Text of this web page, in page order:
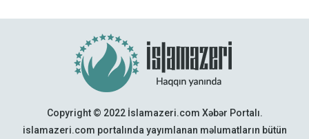
Copyright © 2022 İslamazeri.com Xəbər Portalı.
islamazeri.com portalında yayımlanan məlumatların bütün